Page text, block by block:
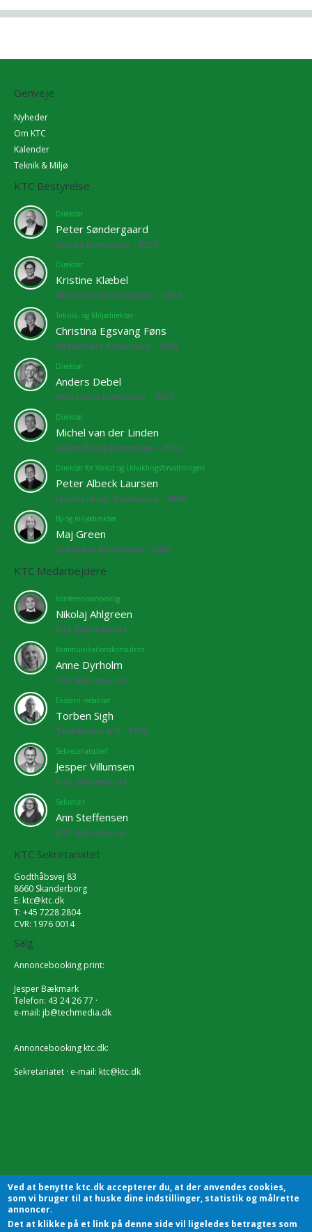
Genveje
Nyheder
Om KTC
Kalender
Teknik & Miljø
KTC Bestyrelse
Direktør
Peter Søndergaard
Solrød Kommune - 5272
Direktør
Kristine Klæbel
Albertslund Kommune - 2673
Teknik- og Miljødirektør
Christina Egsvang Føns
Middelfart Kommune - 4525
Direktør
Anders Debel
Holstebro Kommune - 3872
Direktør
Michel van der Linden
Kalundborg Kommune - 4108
Direktør for Vækst og Udviklingsforvaltningen
Peter Albeck Laursen
Jammerbugt Kommune - 4068
By og miljødirektør
Maj Green
Gladsaxe Kommune - 3460
KTC Medarbejdere
Konferenceansvarlig
Nikolaj Ahlgreen
KTC Sekretariat
Kommunikationskonsulent
Anne Dyrholm
KTC Sekretariat
Ekstern redaktør
Torben Sigh
TechMedia A/S - 6769
Sekretariatschef
Jesper Villumsen
KTC Sekretariat
Sekretær
Ann Steffensen
KTC Sekretariat
KTC Sekretariatet
Godthåbsvej 83
8660 Skanderborg
E: ktc@ktc.dk
T: +45 7228 2804
CVR: 1976 0014
Salg
Annoncebooking print:
Jesper Bækmark
Telefon: 43 24 26 77 ·
e-mail: jb@techmedia.dk
Annoncebooking ktc.dk:
Sekretariatet · e-mail: ktc@ktc.dk
Ved at benytte ktc.dk accepterer du, at der anvendes cookies,
som vi bruger til at huske dine indstillinger, statistik og målrette
annoncer.
Det at klikke på et link på denne side vil ligeledes betragtes som